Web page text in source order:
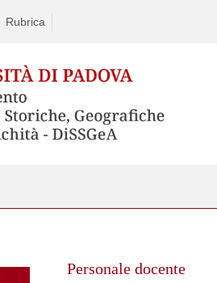
Rubrica
Personale docente